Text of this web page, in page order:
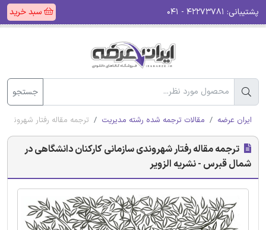
پشتیبانی: سبد خرید
جستجو
ایران عرضه مقالات ترجمه شده رشته مدیریت ترجمه مقاله رفتار
ترجمه مقاله رفتار شهروندی سازمانی کارکنان دانشگاهی در
شمال قبرس - نشریه الزویر